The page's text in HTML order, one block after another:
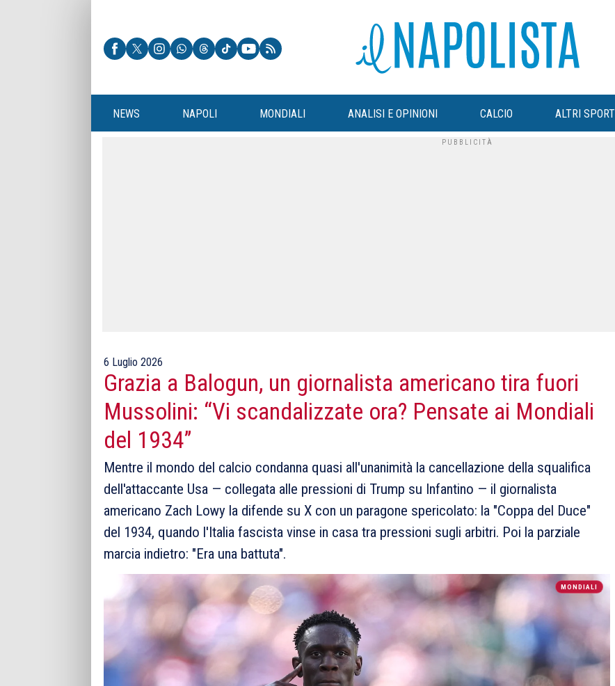
NEWS NAPOLI MONDIALI ANALISI E OPINIONI CALCIO ALTRI SPORT
6 Luglio 2026
Grazia a Balogun, un giornalista americano tira fuori
Mussolini: “Vi scandalizzate ora? Pensate ai Mondiali
del 1934”
Mentre il mondo del calcio condanna quasi all'unanimità la cancellazione della squalifica
dell'attaccante Usa — collegata alle pressioni di Trump su Infantino — il giornalista
americano Zach Lowy la difende su X con un paragone spericolato: la "Coppa del Duce"
del 1934, quando l'Italia fascista vinse in casa tra pressioni sugli arbitri. Poi la parziale
marcia indietro: "Era una battuta".
MONDIALI